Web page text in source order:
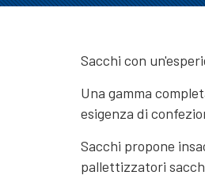
Sacchi con
Una gamma
esigenza di
Sacchi propone
pallettizzatori